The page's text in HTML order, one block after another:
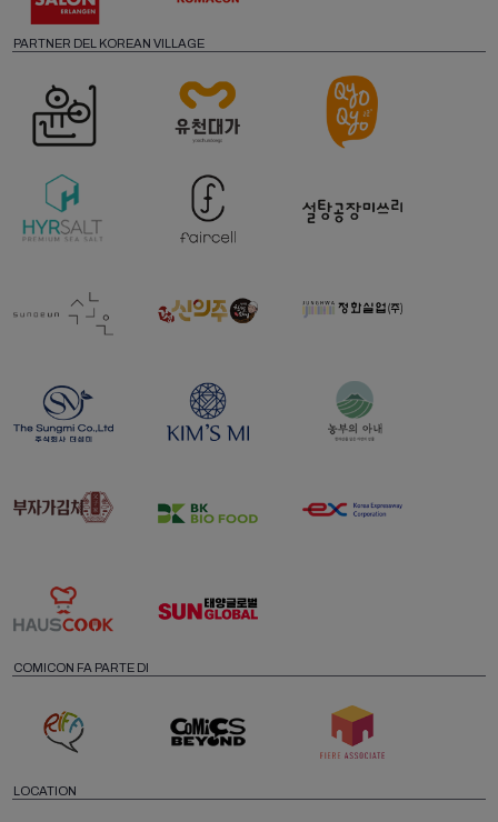
PARTNER DEL KOREAN VILLAGE
COMICON FA PARTE DI
LOCATION